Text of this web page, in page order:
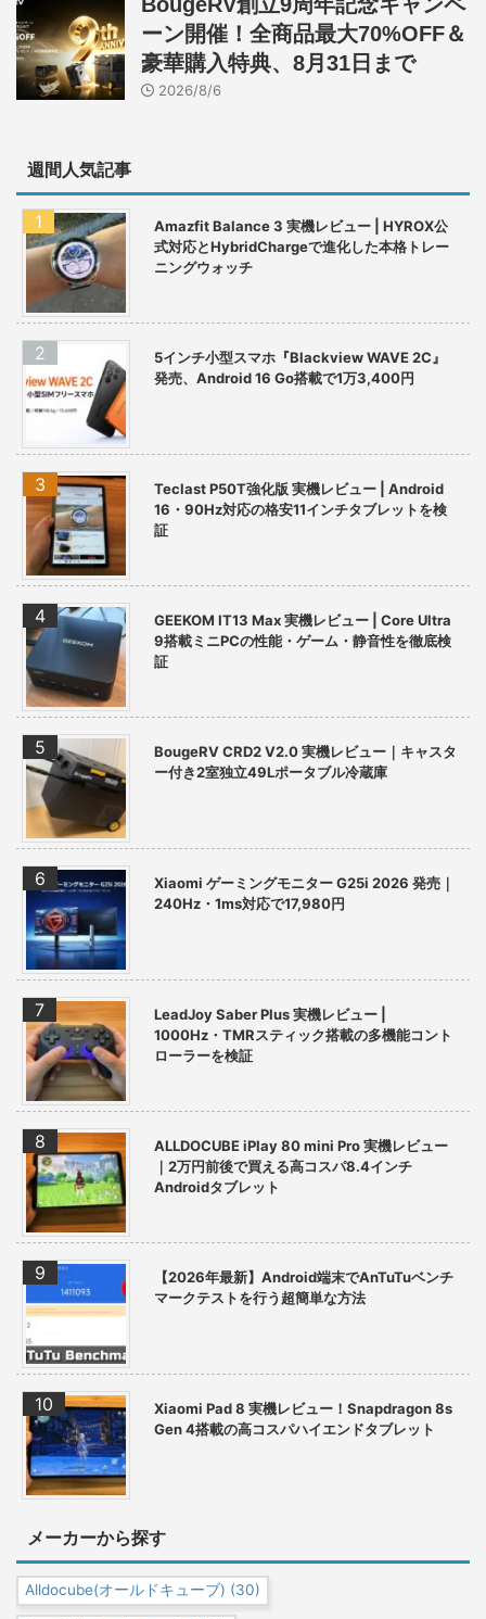
ーン開催！全商品最大70%OFF＆
豪華購入特典、8月31日まで
2026/8/6
週間人気記事
Amazfit Balance 3 実機レビュー | HYROX公
式対応とHybridChargeで進化した本格トレー
ニングウォッチ
5インチ小型スマホ『Blackview WAVE 2C』
発売、Android 16 Go搭載で1万3,400円
Teclast P50T強化版 実機レビュー | Android
16・90Hz対応の格安11インチタブレットを検
証
GEEKOM IT13 Max 実機レビュー | Core Ultra
9搭載ミニPCの性能・ゲーム・静音性を徹底検
証
BougeRV CRD2 V2.0 実機レビュー｜キャスタ
ー付き2室独立49Lポータブル冷蔵庫
Xiaomi ゲーミングモニター G25i 2026 発売｜
240Hz・1ms対応で17,980円
LeadJoy Saber Plus 実機レビュー |
1000Hz・TMRスティック搭載の多機能コント
ローラーを検証
ALLDOCUBE iPlay 80 mini Pro 実機レビュー
｜2万円前後で買える高コスパ8.4インチ
Androidタブレット
【2026年最新】Android端末でAnTuTuベンチ
マークテストを行う超簡単な方法
Xiaomi Pad 8 実機レビュー！Snapdragon 8s
Gen 4搭載の高コスパハイエンドタブレット
メーカーから探す
Alldocube(オールドキューブ) (30)